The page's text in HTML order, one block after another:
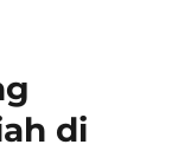
di